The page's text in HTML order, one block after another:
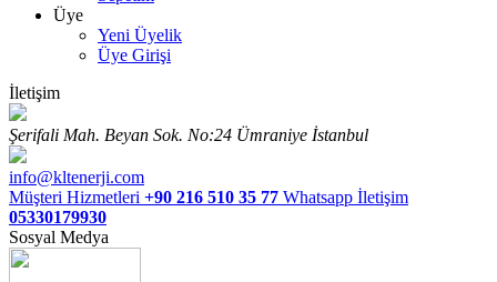
Üye
Yeni Üyelik
Üye Girişi
İletişim
Şerifali Mah. Beyan Sok. No:24 Ümraniye İstanbul
info@kltenerji.com
Müşteri Hizmetleri +90 216 510 35 77 Whatsapp İletişim
05330179930
Sosyal Medya